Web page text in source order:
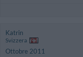
Katrin
Svizzera
Ottobre 2011